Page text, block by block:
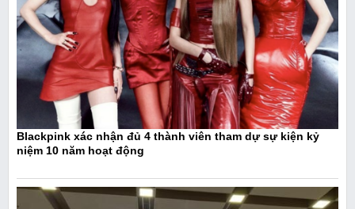
Blackpink xác nhận đủ 4 thành viên tham dự sự kiện kỷ
niệm 10 năm hoạt động